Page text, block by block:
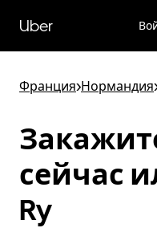
перейти
к
Uber
Франция>Нормандия
сейчас
Ry